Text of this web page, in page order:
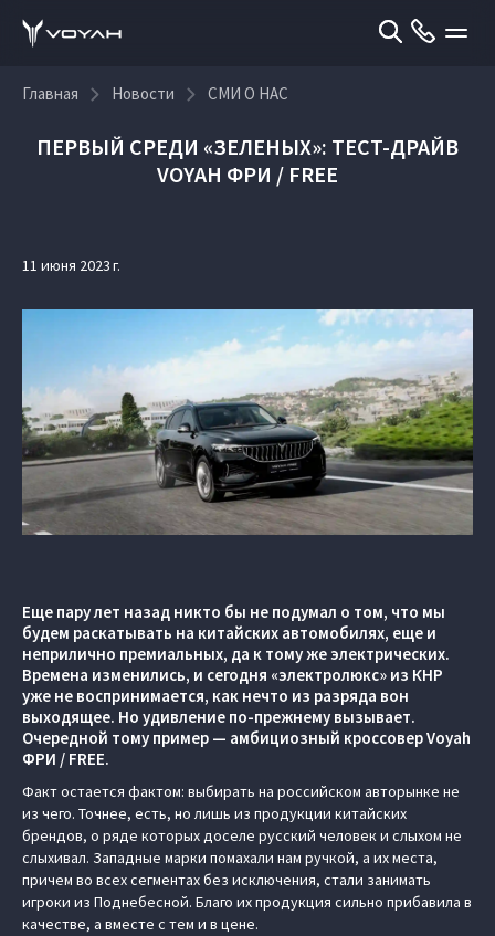
Главная Новости СМИ О НАС
ПЕРВЫЙ СРЕДИ «ЗЕЛЕНЫХ»: ТЕСТ-ДРАЙВ
VOYAH ФРИ / FREE
11 июня 2023 г.
Еще пару лет назад никто бы не подумал о том, что мы
будем раскатывать на китайских автомобилях, еще и
неприлично премиальных, да к тому же электрических.
Времена изменились, и сегодня «электролюкс» из КНР
уже не воспринимается, как нечто из разряда вон
выходящее. Но удивление по-прежнему вызывает.
Очередной тому пример — амбициозный кроссовер Voyah
ФРИ / FREE.
Факт остается фактом: выбирать на российском авторынке не
из чего. Точнее, есть, но лишь из продукции китайских
брендов, о ряде которых доселе русский человек и слыхом не
слыхивал. Западные марки помахали нам ручкой, а их места,
причем во всех сегментах без исключения, стали занимать
игроки из Поднебесной. Благо их продукция сильно прибавила в
качестве, а вместе с тем и в цене.